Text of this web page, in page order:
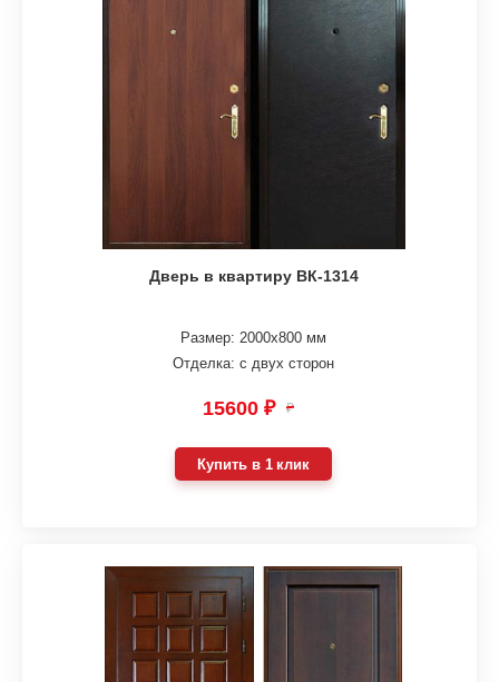
Дверь в квартиру ВК-1314
Размер: 2000х800 мм
Отделка: с двух сторон
15600 ₽ ₽
Купить в 1 клик